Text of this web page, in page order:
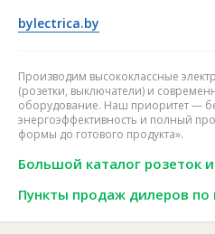
bylectrica.by
Производим высококлассные
(розетки, выключатели) и
оборудование. Наш приоритет —
энергоэффективность и полный
формы до готового продукта».
Большой каталог розеток
Пункты продаж дилеров по